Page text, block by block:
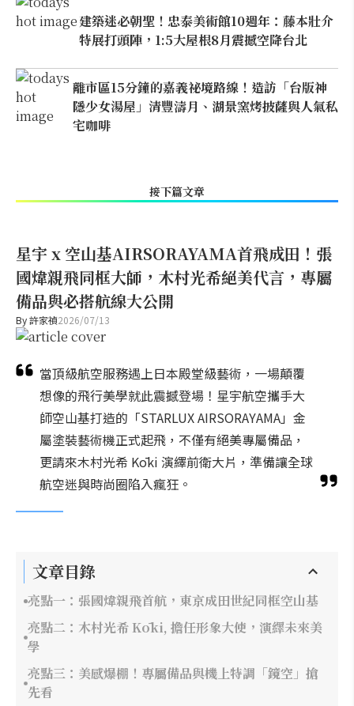
建築迷必朝聖！忠泰美術館10週年：藤本壯介
特展打頭陣，1:5大屋根8月震撼空降台北
離市區15分鐘的嘉義祕境路線！造訪「台版神
隱少女湯屋」清豐濤月、湖景窯烤披薩與人氣私
宅咖啡
接下篇文章
星宇 x 空山基AIRSORAYAMA首飛成田！張
國煒親飛同框大師，木村光希絕美代言，專屬
備品與必搭航線大公開
By許家禎2026/07/13
當頂級航空服務遇上日本殿堂級藝術，一場顛覆
想像的飛行美學就此震撼登場！星宇航空攜手大
師空山基打造的「STARLUX AIRSORAYAMA」金
屬塗裝藝術機正式起飛，不僅有絕美專屬備品，
更請來木村光希 Kōki 演繹前衛大片，準備讓全球
航空迷與時尚圈陷入瘋狂。
文章目錄
亮點一：張國煒親飛首航，東京成田世紀同框空山基
亮點二：木村光希 Kōki, 擔任形象大使，演繹未來美
學
亮點三：美感爆棚！專屬備品與機上特調「鏡空」搶
先看